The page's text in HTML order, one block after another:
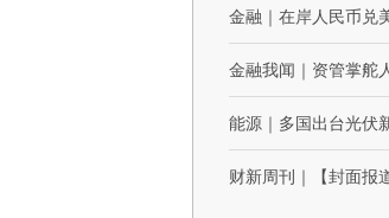
金融 ｜ 在岸人民币兑
金融我闻 ｜ 资管掌舵
能源 ｜ 多国出台光伏
财新周刊 ｜ 【封面